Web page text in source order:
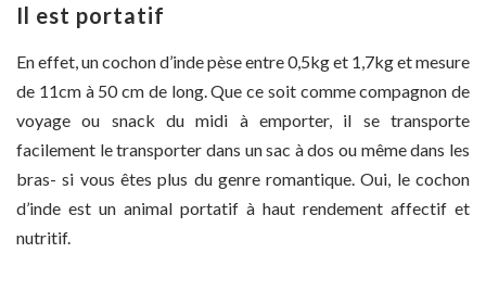
Il est portatif
En effet, un cochon d’inde pèse entre 0,5kg et 1,7kg et mesure
de 11cm à 50 cm de long. Que ce soit comme compagnon de
voyage ou snack du midi à emporter, il se transporte
facilement le transporter dans un sac à dos ou même dans les
bras- si vous êtes plus du genre romantique. Oui, le cochon
d’inde est un animal portatif à haut rendement affectif et
nutritif.